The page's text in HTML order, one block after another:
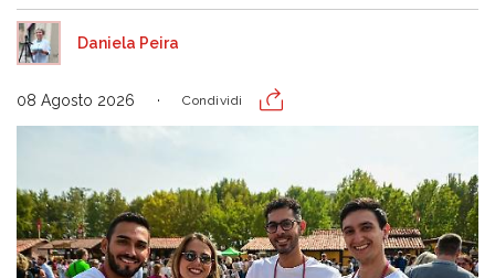
Daniela Peira
08 Agosto 2026 Condividi